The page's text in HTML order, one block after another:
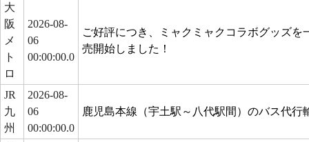
大
阪
メ
ト
ロ
2026-08-
06
00:00:00.0
ご好評につき、ミャクミャクコラボグッズを
売開始しました！
JR
九
州
2026-08-
06
00:00:00.0
鹿児島本線（宇土駅～八代駅間）のバス代行